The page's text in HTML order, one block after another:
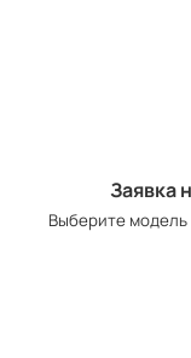
Заявка
Выберите модель